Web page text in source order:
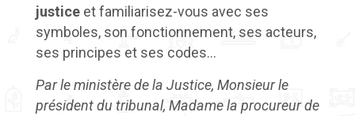
justice et familiarisez-vous avec ses
symboles, son fonctionnement, ses acteurs,
ses principes et ses codes…
Par le ministère de la Justice, Monsieur le
président du tribunal, Madame la procureur de